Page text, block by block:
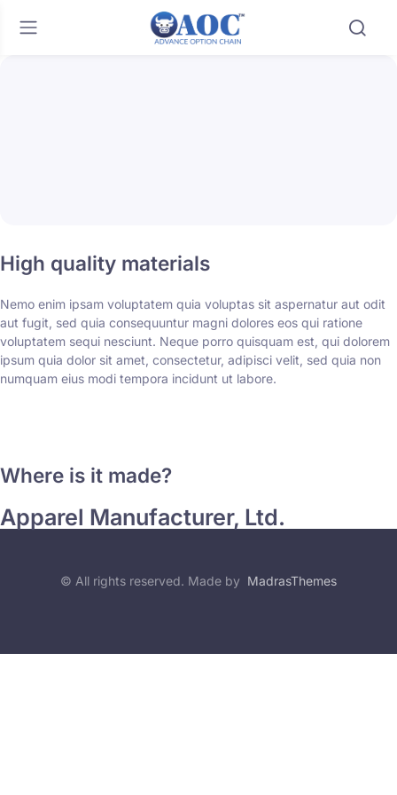
High quality materials
Nemo enim ipsam voluptatem quia voluptas sit aspernatur aut odit
aut fugit, sed quia consequuntur magni dolores eos qui ratione
voluptatem sequi nesciunt. Neque porro quisquam est, qui dolorem
ipsum quia dolor sit amet, consectetur, adipisci velit, sed quia non
numquam eius modi tempora incidunt ut labore.
Where is it made?
Apparel Manufacturer, Ltd.
© All rights reserved. Made by MadrasThemes